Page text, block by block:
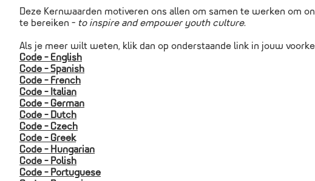
Deze Kernwaarden motiveren ons allen om samen te werken om
te bereiken - to inspire and empower youth culture.
Als je meer wilt weten, klik dan op onderstaande link in jouw
Code - English
Code - Spanish
Code - French
Code - Italian
Code - German
Code - Dutch
Code - Czech
Code - Greek
Code - Hungarian
Code - Polish
Code - Portuguese